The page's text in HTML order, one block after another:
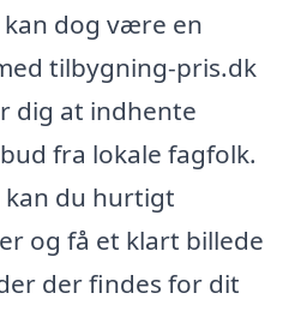
dog være en
tilbygning-pris.dk
dig at indhente
fra lokale fagfolk.
kan du hurtigt
og få et klart billede
der findes for dit